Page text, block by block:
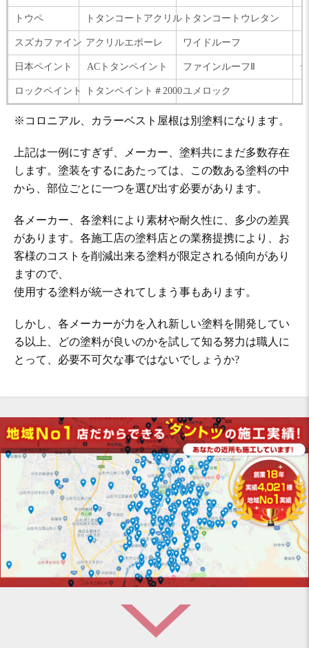
トウペ トタンコートアクリル トタンコートウレタン
スズカファイン アクリルエポーレ ワイドルーフ
日本ペイント ACトタンペイント ファインルーフⅡ
ロックペイント トタンペイント＃2000ユメロック
※コロニアル、カラーベスト屋根は別塗料になります。
上記は一例にすぎず、メーカー、塗料共にまだ多数存在
します。塗装をするにあたっては、この数ある塗料の中
から、部位ごとに一つを選び出す必要があります。
各メーカー、各塗料により素材や耐久性に、多少の差異
があります。各施工店の塗料店との業務提携により、お
客様のコストを削減出来る塗料が限定される傾向があり
ますので、
使用する塗料が統一されてしまう事もあります。
しかし、各メーカーが力を入れ新しい塗料を開発してい
る以上、どの塗料が良いのかを試して知る努力は職人に
とって、必要不可欠な事ではないでしょうか?